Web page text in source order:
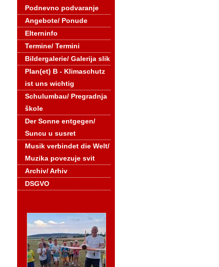
Podnevno podvaranje
Angebote/ Ponude
Elterninfo
Termine/ Termini
Bildergalerie/ Galerija slik
Plan(et) B - Klimaschutz
ist uns wichtig
Schulumbau/ Pregradnja
škole
Der Sonne entgegen/
Suncu u susret
Musik verbindet die Welt/
Muzika povezuje svit
Archiv/ Arhiv
DSGVO